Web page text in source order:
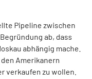
Pipeline zwischen
ab, dass
abhängig mache.
Amerikanern
verkaufen zu wollen.